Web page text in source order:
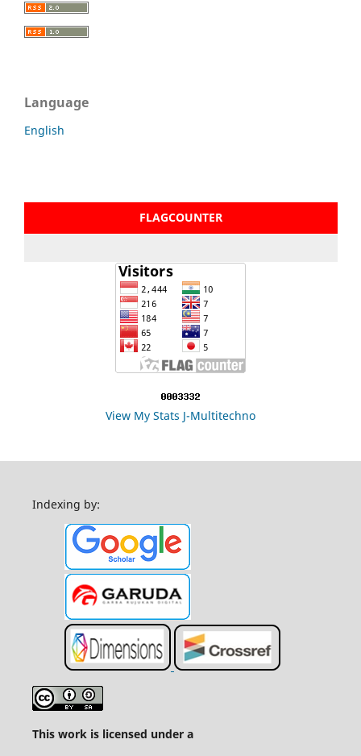
Language
English
FLAGCOUNTER
View My Stats J-Multitechno
Indexing by:
This work is licensed under a